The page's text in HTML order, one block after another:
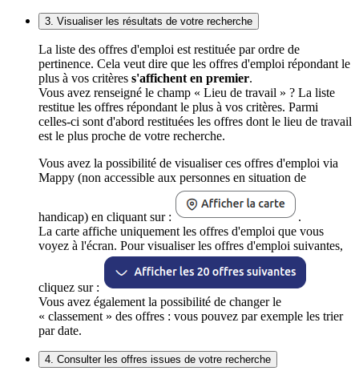
3. Visualiser les résultats de votre recherche
La liste des offres d'emploi est restituée par ordre de
pertinence. Cela veut dire que les offres d'emploi répondant le
plus à vos critères s'affichent en premier.
Vous avez renseigné le champ « Lieu de travail » ? La liste
restitue les offres répondant le plus à vos critères. Parmi
celles-ci sont d'abord restituées les offres dont le lieu de travail
est le plus proche de votre recherche.
Vous avez la possibilité de visualiser ces offres d'emploi via
Mappy (non accessible aux personnes en situation de
handicap) en cliquant sur :
.
La carte affiche uniquement les offres d'emploi que vous
voyez à l'écran. Pour visualiser les offres d'emploi suivantes,
cliquez sur :
Vous avez également la possibilité de changer le
« classement » des offres : vous pouvez par exemple les trier
par date.
4. Consulter les offres issues de votre recherche